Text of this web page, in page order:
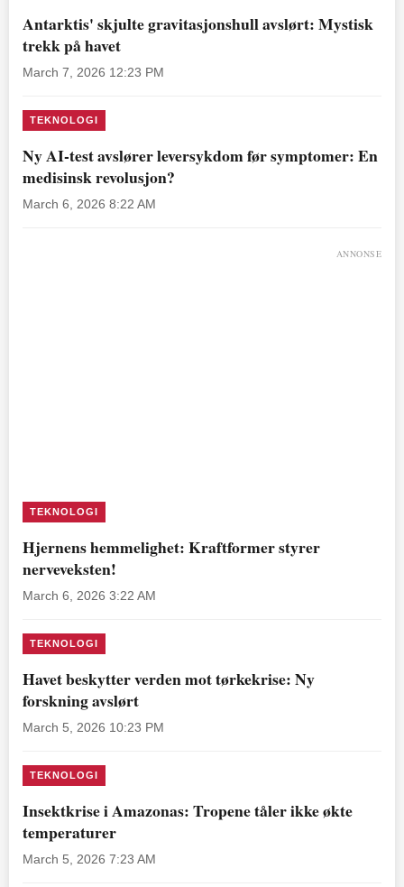
Antarktis' skjulte gravitasjonshull avslørt: Mystisk
trekk på havet
March 7, 2026 12:23 PM
TEKNOLOGI
Ny AI-test avslører leversykdom før symptomer: En
medisinsk revolusjon?
March 6, 2026 8:22 AM
ANNONSE
TEKNOLOGI
Hjernens hemmelighet: Kraftformer styrer
nerveveksten!
March 6, 2026 3:22 AM
TEKNOLOGI
Havet beskytter verden mot tørkekrise: Ny
forskning avslørt
March 5, 2026 10:23 PM
TEKNOLOGI
Insektkrise i Amazonas: Tropene tåler ikke økte
temperaturer
March 5, 2026 7:23 AM